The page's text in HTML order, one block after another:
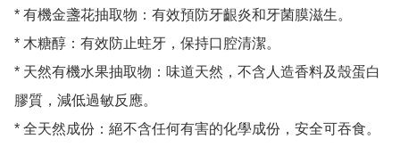
* 有機金盞花抽取物：有效預防牙齦炎和牙菌膜滋生。
* 木糖醇：有效防止蛀牙，保持口腔清潔。
* 天然有機水果抽取物：味道天然，不含人造香料及殼蛋白
膠質，減低過敏反應。
* 全天然成份：絕不含任何有害的化學成份，安全可吞食。